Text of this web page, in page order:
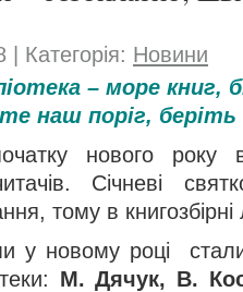
Категорія: Новини
– море книг,
наш поріг, беріть
нового року в
Січневі
тому в
у новому році стали
М. Дячук, В.